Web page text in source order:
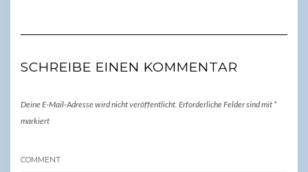
SCHREIBE EINEN KOMMENTAR
Deine E-Mail-Adresse wird nicht veröffentlicht. Erforderliche Felder sind mit *
markiert
COMMENT